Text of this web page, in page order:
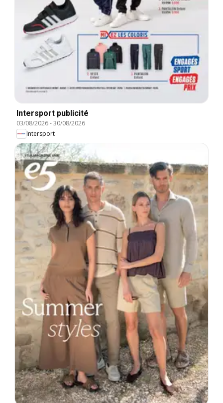
Intersport publicité
03/08/2026-30/08/2026
Intersport